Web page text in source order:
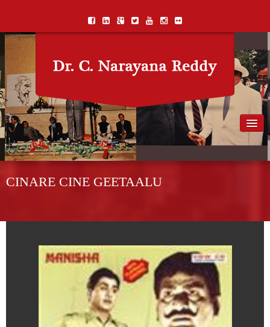
Home
Biography
Poems
CINARE CINE GEETAALU